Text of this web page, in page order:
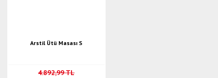
Arstil Ütü Masası S
4.892,99 TL